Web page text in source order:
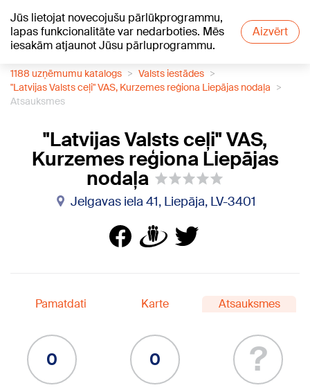
Jūs lietojat novecojušu pārlūkprogrammu,
lapas funkcionalitāte var nedarboties. Mēs
iesakām atjaunot Jūsu pārluprogrammu.
Aizvērt
+17°C
1188 uzņēmumu katalogs
Valsts iestādes
"Latvijas Valsts ceļi" VAS, Kurzemes reģiona Liepājas nodaļa
Atsauksmes
"Latvijas Valsts ceļi" VAS,
Kurzemes reģiona Liepājas
nodaļa
Jelgavas iela 41, Liepāja, LV-3401
Pamatdati Karte Atsauksmes
0 0 ?